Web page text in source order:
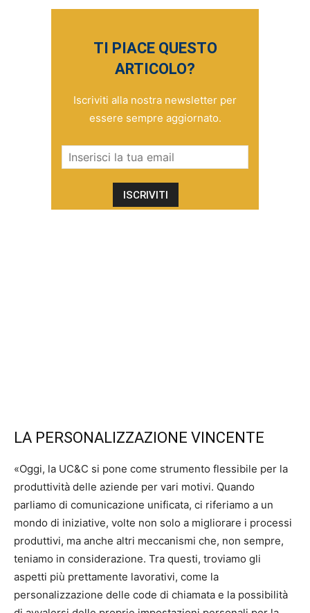
TI PIACE QUESTO
ARTICOLO?
Iscriviti alla nostra newsletter per
essere sempre aggiornato.
LA PERSONALIZZAZIONE VINCENTE
«Oggi, la UC&C si pone come strumento flessibile per la
produttività delle aziende per vari motivi. Quando
parliamo di comunicazione unificata, ci riferiamo a un
mondo di iniziative, volte non solo a migliorare i processi
produttivi, ma anche altri meccanismi che, non sempre,
teniamo in considerazione. Tra questi, troviamo gli
aspetti più prettamente lavorativi, come la
personalizzazione delle code di chiamata e la possibilità